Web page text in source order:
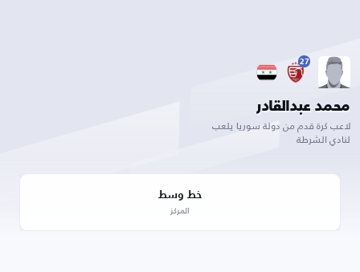
27
محمد عبدالقادر
لاعب كرة قدم من دولة سوريا يلعب
لنادي الشرطة
خط وسط
المركز